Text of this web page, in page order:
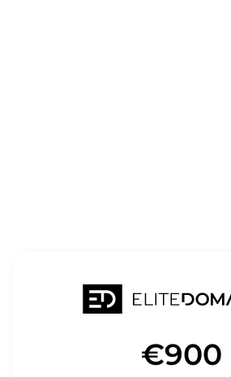
€900